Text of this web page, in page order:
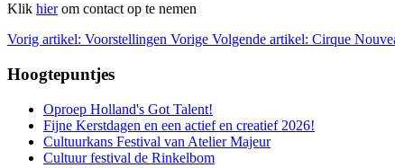
Klik hierom contact op te nemen
Vorig artikel: Voorstellingen Vorige Volgende artikel: Cirque
Hoogtepuntjes
Oproep Holland's Got Talent!
Fijne Kerstdagen en een actief en creatief 2026!
Cultuurkans Festival van Atelier Majeur
Cultuur festival de Rinkelbom